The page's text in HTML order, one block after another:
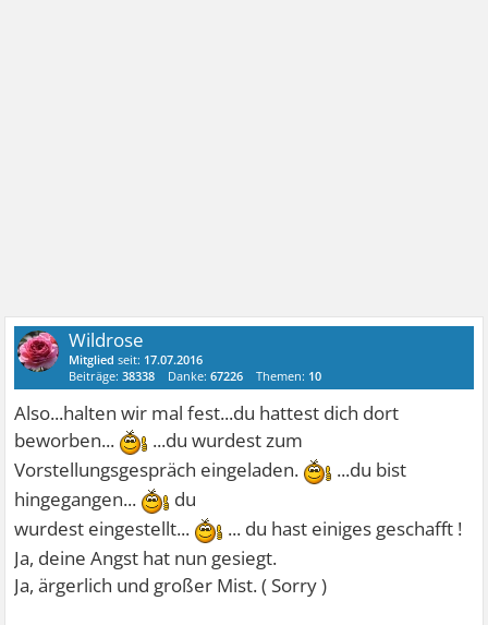
Wildrose
Mitglied seit: 17.07.2016
Beiträge:38338 Danke:67226 Themen: 10
Also...halten wir mal fest...du hattest dich dort
beworben...
...du wurdest zum
Vorstellungsgespräch eingeladen.
...du bist
hingegangen...
du
wurdest eingestellt...
... du hast einiges geschafft !
Ja, deine Angst hat nun gesiegt.
Ja, ärgerlich und großer Mist. ( Sorry )